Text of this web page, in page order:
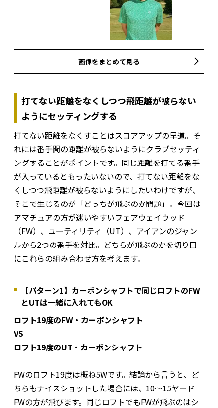
画像をまとめて見る
打てない距離をなくしつつ飛距離が被らない
ようにセッティングする
打てない距離をなくすことはスコアアップの早道。そ
れには番手間の距離が被らないようにクラブセッティ
ングすることがポイントです。同じ距離を打てる番手
が入っているともったいないので、打てない距離をな
くしつつ飛距離が被らないようにしたいわけですが、
そこで生じるのが「どっちが飛ぶのか問題」。今回は
アマチュアの方が迷いやすいフェアウェイウッド
（FW）、ユーティリティ（UT）、アイアンのジャン
ルから2つの番手を対比。どちらが飛ぶのかを切り口
にこれらの組み合わせ方を考えます。
【パターン1】カーボンシャフトで同じロフトのFW
とUTは一緒に入れてもOK
ロフト19度のFW・カーボンシャフト
VS
ロフト19度のUT・カーボンシャフト
FWのロフト19度は概ね5Wです。結論から言うと、ど
ちらもナイスショットした場合には、10～15ヤード
FWの方が飛びます。同じロフトでもFWが飛ぶのはシ